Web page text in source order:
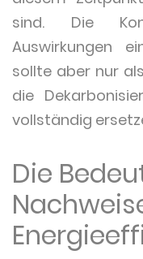
sind. Die
Auswirkungen
sollte aber nur
die
vollständig
Die